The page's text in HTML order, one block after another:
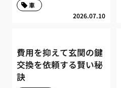
2026.07.10
車
費用を抑えて玄関の鍵
交換を依頼する賢い秘
訣